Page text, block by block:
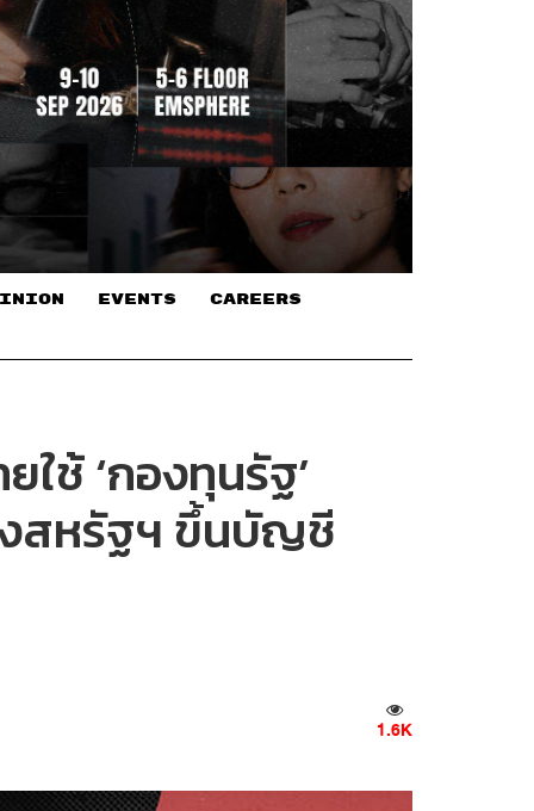
EVENTS CAREERS
ใช้ ‘กองทุนรัฐ’
งสหรัฐฯ ขึ้นบัญชี
1.6K